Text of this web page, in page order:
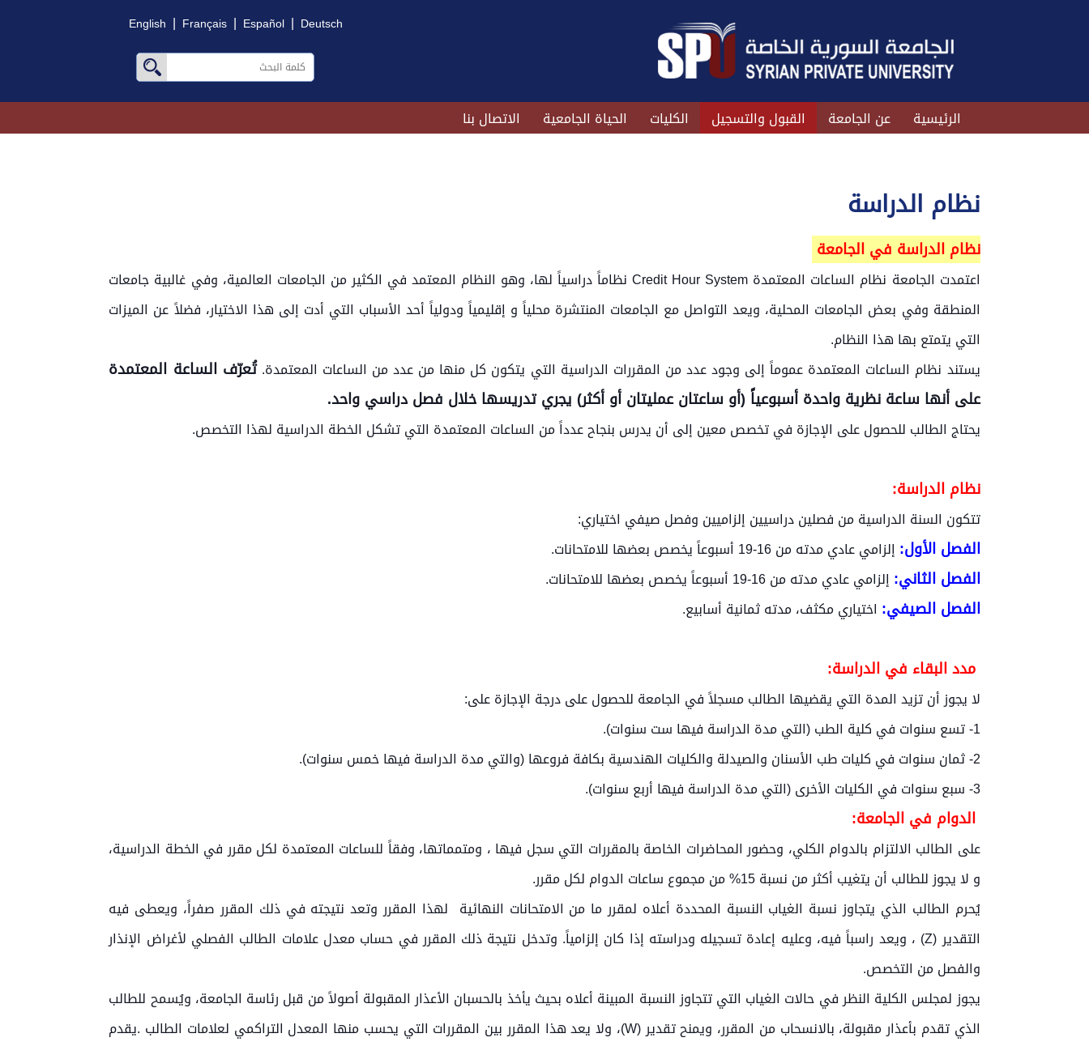
English | Français | Español | Deutsch
الرئيسية عن الجامعة القبول والتسجيل الكليات الحياة الجامعية الاتصال بنا
نظام الدراسة
نظام الدراسة في الجامعة
اعتمدت الجامعة نظام الساعات المعتمدة Credit Hour System نظاماً دراسياً لها، وهو النظام المعتمد في الكثير من الجامعات العالمية، وفي غالبية جامعات
المنطقة وفي بعض الجامعات المحلية، ويعد التواصل مع الجامعات المنتشرة محلياً و إقليمياً ودولياً أحد الأسباب التي أدت إلى هذا الاختيار، فضلاً عن الميزات
التي يتمتع بها هذا النظام.
يستند نظام الساعات المعتمدة عموماً إلى وجود عدد من المقررات الدراسية التي يتكون كل منها من عدد من الساعات المعتمدة.تُعرّف الساعة المعتمدة
على أنها ساعة نظرية واحدة أسبوعياً (أو ساعتان عمليتان أو أكثر) يجري تدريسها خلال فصل دراسي واحد.
يحتاج الطالب للحصول على الإجازة في تخصص معين إلى أن يدرس بنجاح عدداً من الساعات المعتمدة التي تشكل الخطة الدراسية لهذا التخصص.
نظام الدراسة:
تتكون السنة الدراسية من فصلين دراسيين إلزاميين وفصل صيفي اختياري:
الفصل الأول: إلزامي عادي مدته من 16-19 أسبوعاً يخصص بعضها للامتحانات.
الفصل الثاني: إلزامي عادي مدته من 16-19 أسبوعاً يخصص بعضها للامتحانات.
الفصل الصيفي: اختياري مكثف، مدته ثمانية أسابيع.
مدد البقاء في الدراسة:
لا يجوز أن تزيد المدة التي يقضيها الطالب مسجلاً في الجامعة للحصول على درجة الإجازة على:
1- تسع سنوات في كلية الطب (التي مدة الدراسة فيها ست سنوات).
2- ثمان سنوات في كليات طب الأسنان والصيدلة والكليات الهندسية بكافة فروعها (والتي مدة الدراسة فيها خمس سنوات).
3- سبع سنوات في الكليات الأخرى (التي مدة الدراسة فيها أربع سنوات).
الدوام في الجامعة:
على الطالب الالتزام بالدوام الكلي، وحضور المحاضرات الخاصة بالمقررات التي سجل فيها ، ومتمماتها، وفقاً للساعات المعتمدة لكل مقرر في الخطة الدراسية،
و لا يجوز للطالب أن يتغيب أكثر من نسبة 15% من مجموع ساعات الدوام لكل مقرر.
يُحرم الطالب الذي يتجاوز نسبة الغياب النسبة المحددة أعلاه لمقرر ما من الامتحانات النهائية لهذا المقرر وتعد نتيجته في ذلك المقرر صفراً، ويعطى فيه
التقدير (Z) ، ويعد راسباً فيه، وعليه إعادة تسجيله ودراسته إذا كان إلزامياً. وتدخل نتيجة ذلك المقرر في حساب معدل علامات الطالب الفصلي لأغراض الإنذار
والفصل من التخصص.
يجوز لمجلس الكلية النظر في حالات الغياب التي تتجاوز النسبة المبينة أعلاه بحيث يأخذ بالحسبان الأعذار المقبولة أصولاً من قبل رئاسة الجامعة، ويُسمح للطالب
الذي تقدم بأعذار مقبولة، بالانسحاب من المقرر، ويمنح تقدير (W)، ولا يعد هذا المقرر بين المقررات التي يحسب منها المعدل التراكمي لعلامات الطالب .يقدم